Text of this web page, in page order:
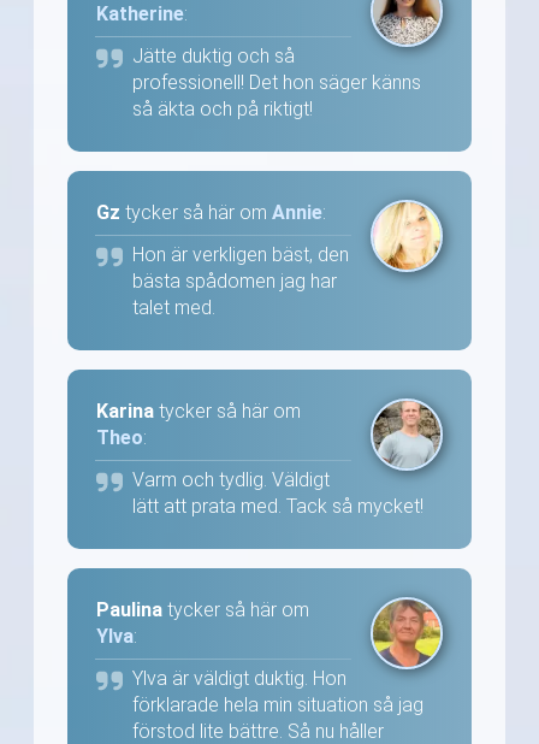
Katherine:
Jätte duktig och så
professionell! Det hon säger känns
så äkta och på riktigt!
Gz tycker så här om Annie:
Hon är verkligen bäst, den
bästa spådomen jag har
talet med.
Karina tycker så här om
Theo:
Varm och tydlig. Väldigt
lätt att prata med. Tack så mycket!
Paulina tycker så här om
Ylva:
Ylva är väldigt duktig. Hon
förklarade hela min situation så jag
förstod lite bättre. Så nu håller